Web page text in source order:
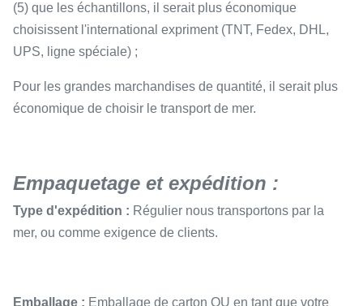
(5) que les échantillons, il serait plus économique
choisissent l'international expriment (TNT, Fedex, DHL,
UPS, ligne spéciale) ;
Pour les grandes marchandises de quantité, il serait plus
économique de choisir le transport de mer.
Empaquetage et expédition :
Type d'expédition : Régulier nous transportons par la
mer, ou comme exigence de clients.
Emballage : Emballage de carton OU en tant que votre